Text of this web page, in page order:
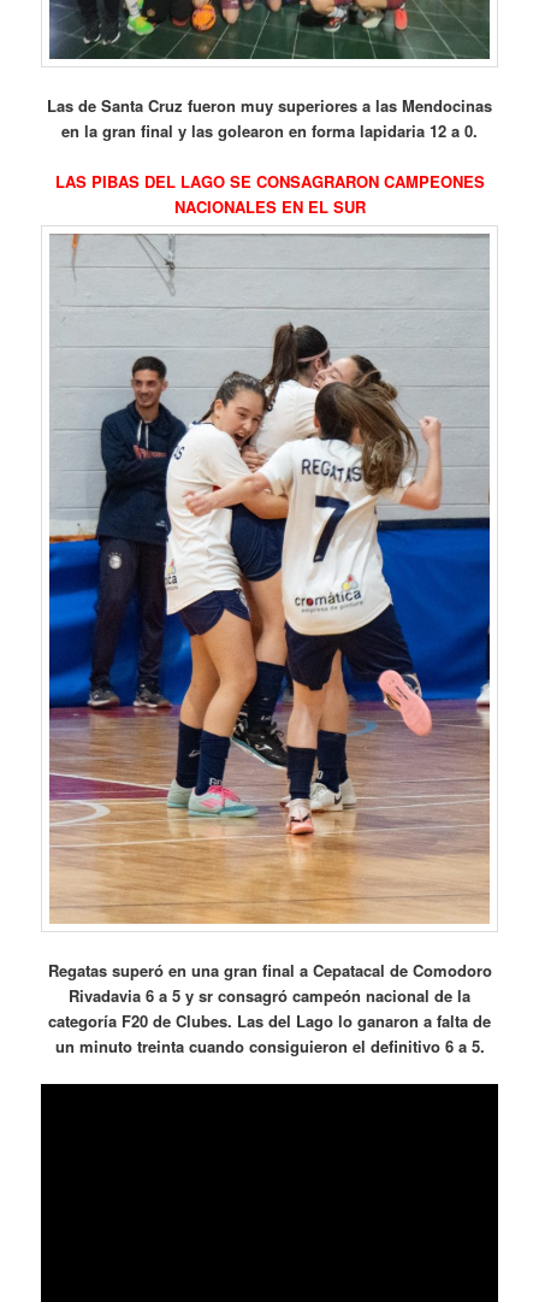
Las de Santa Cruz fueron muy superiores a las Mendocinas
en la gran final y las golearon en forma lapidaria 12 a 0.
LAS PIBAS DEL LAGO SE CONSAGRARON CAMPEONES
NACIONALES EN EL SUR
Regatas superó en una gran final a Cepatacal de Comodoro
Rivadavia 6 a 5 y sr consagró campeón nacional de la
categoría F20 de Clubes. Las del Lago lo ganaron a falta de
un minuto treinta cuando consiguieron el definitivo 6 a 5.